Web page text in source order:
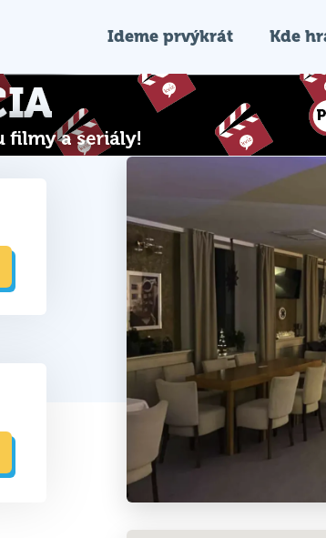
Ideme prvýkrát Kde